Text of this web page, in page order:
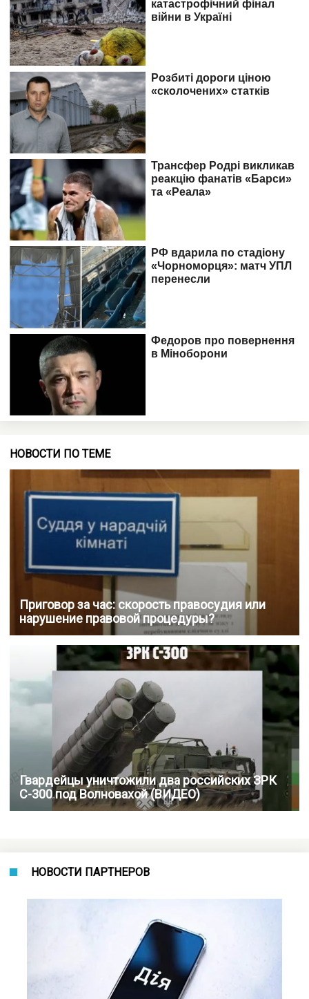
НОВОСТИ ПО ТЕМЕ
Приговор за час: скорость правосудия или
нарушение правовой процедуры?
Гвардейцы уничтожили два российских ЗРК
С-300 под Волновахой (ВИДЕО)
НОВОСТИ ПАРТНЕРОВ